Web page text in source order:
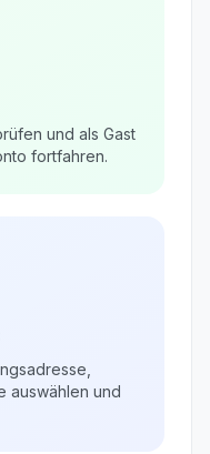
und als Gast
fortfahren.
auswählen und